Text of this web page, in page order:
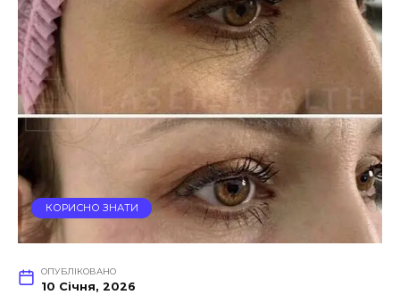
КОРИСНО ЗНАТИ
ОПУБЛІКОВАНО
10 Січня, 2026